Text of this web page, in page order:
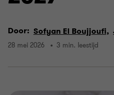
Door: Sofyan El Boujjoufi,
28 mei 2026 3 min. leestijd